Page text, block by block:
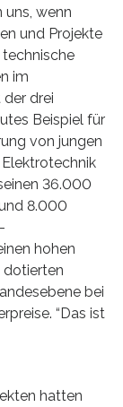
uns, wenn
und Projekte
im
drei
Beispiel für
von jungen
36.000
8.000
hohen
dotierten
bei
“Das ist
hatten